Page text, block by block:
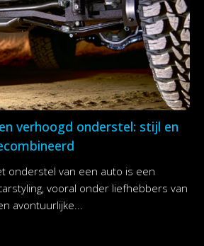
verhoogd onderstel: stijl en
onderstel van een auto is een
vooral onder liefhebbers van
avontuurlijke...